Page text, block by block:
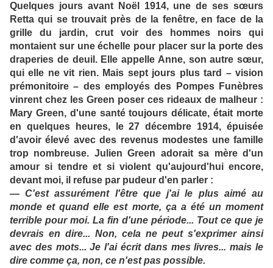
Quelques jours avant Noël 1914, une de ses sœurs
Retta qui se trouvait près de la fenêtre, en face de la
grille du jardin, crut voir des hommes noirs qui
montaient sur une échelle pour placer sur la porte des
draperies de deuil. Elle appelle Anne, son autre sœur,
qui elle ne vit rien. Mais sept jours plus tard – vision
prémonitoire – des employés des Pompes Funèbres
vinrent chez les Green poser ces rideaux de malheur :
Mary Green, d'une santé toujours délicate, était morte
en quelques heures, le 27 décembre 1914, épuisée
d'avoir élevé avec des revenus modestes une famille
trop nombreuse. Julien Green adorait sa mère d'un
amour si tendre et si violent qu'aujourd'hui encore,
devant moi, il refuse par pudeur d'en parler :
— C'est assurément l'être que j'ai le plus aimé au
monde et quand elle est morte, ça a été un moment
terrible pour moi. La fin d'une période... Tout ce que je
devrais en dire... Non, cela ne peut s'exprimer ainsi
avec des mots... Je l'ai écrit dans mes livres... mais le
dire comme ça, non, ce n'est pas possible.